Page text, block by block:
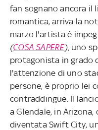
fan sognano ancora il
romantica, arriva la
marzo l'artista è
(COSA SAPERE), uno
protagonista in grado
l'attenzione di uno
persone, è proprio lei
contraddingue. Il
a Glendale, in Arizona,
diventata Swift City,